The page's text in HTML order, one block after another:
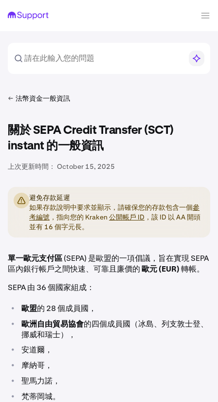
法幣資金一般資訊
關於 SEPA Credit Transfer (SCT)
instant 的一般資訊
上次更新時間： October 15, 2025
避免存款延遲
如果存款說明中要求並顯示，請確保您的存款包含一個參
考編號 ，指向您的 Kraken 公開帳戶 ID ，該 ID 以 AA 開頭
並有 16 個字元長。
單一歐元支付區(SEPA) 是歐盟的一項倡議，旨在實現 SEPA
區內銀行帳戶之間快速、可靠且廉價的歐元 (EUR)轉帳。
SEPA 由 36 個國家組成：
• 歐盟的 28 個成員國，
• 歐洲自由貿易協會的四個成員國（冰島、列支敦士登、
挪威和瑞士），
• 安道爾，
• 摩納哥，
• 聖馬力諾，
• 梵蒂岡城。